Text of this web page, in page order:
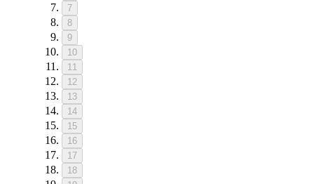
7
8
9
10
11
12
13
14
15
16
17
18